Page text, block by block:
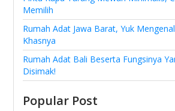
Memilih
Rumah Adat Jawa Barat, Yuk
Khasnya
Rumah Adat Bali Beserta Fungsinya
Disimak!
Popular Post